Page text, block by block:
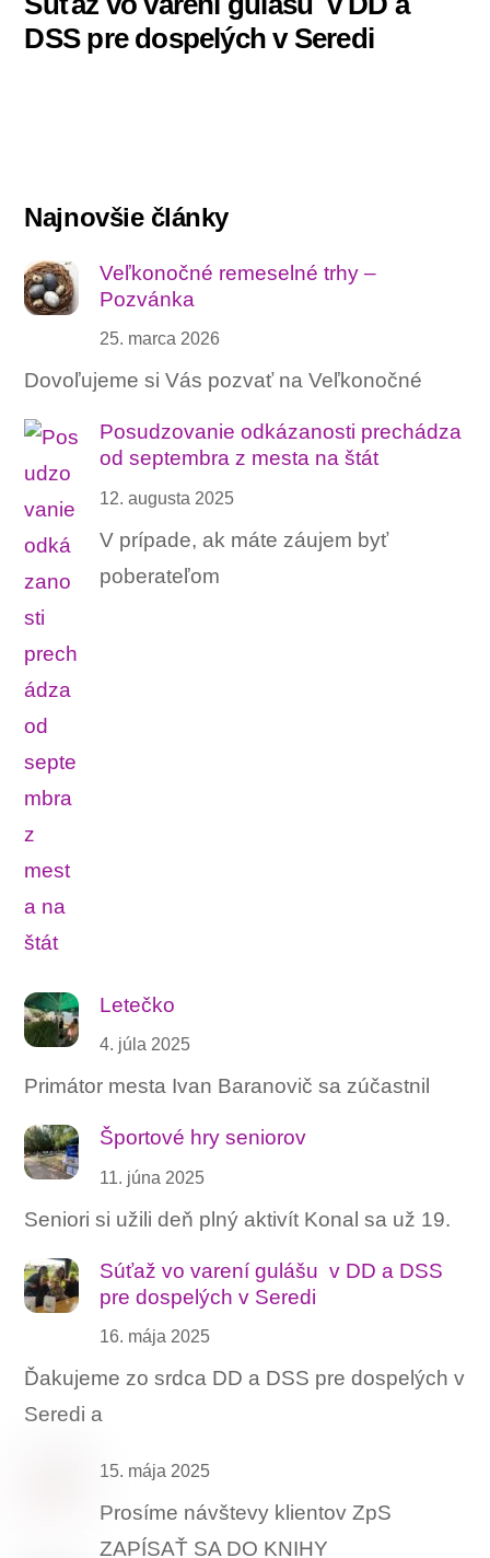
DSS pre dospelých v Seredi
Najnovšie články
Veľkonočné remeselné trhy –
Pozvánka
25. marca 2026
Dovoľujeme si Vás pozvať na Veľkonočné
Posudzovanie odkázanosti prechádza
od septembra z mesta na štát
12. augusta 2025
V prípade, ak máte záujem byť
poberateľom
Letečko
4. júla 2025
Primátor mesta Ivan Baranovič sa zúčastnil
Športové hry seniorov
11. júna 2025
Seniori si užili deň plný aktivít Konal sa už 19.
Súťaž vo varení gulášu ‍ v DD a DSS
pre dospelých v Seredi
16. mája 2025
Ďakujeme zo srdca DD a DSS pre dospelých v
Seredi a
15. mája 2025
Prosíme návštevy klientov ZpS
ZAPÍSAŤ SA DO KNIHY